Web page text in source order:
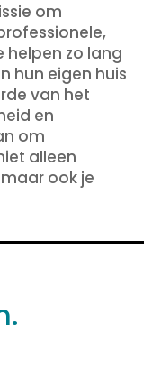
om
helpen zo lang
hun eigen huis
van het
en
om
alleen
ook je